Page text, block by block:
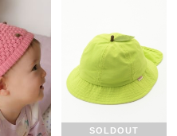
SOLDOUT